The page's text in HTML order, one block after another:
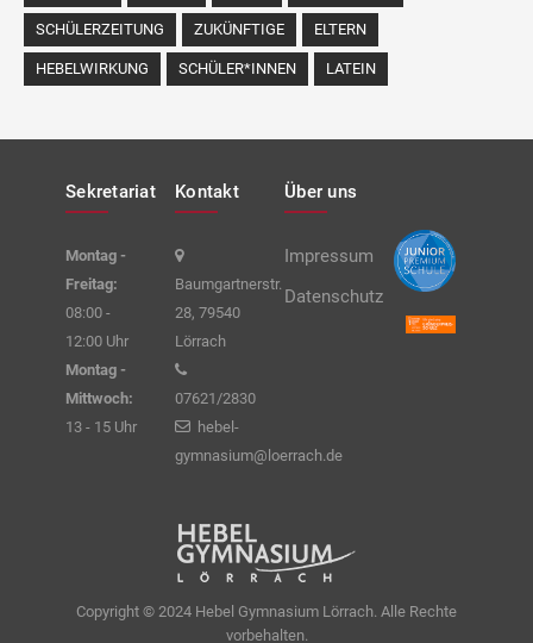
SCHÜLERZEITUNG ZUKÜNFTIGE ELTERN
HEBELWIRKUNG SCHÜLER*INNEN LATEIN
Sekretariat
Montag -
Freitag:
08:00 -
12:00 Uhr
Montag -
Mittwoch:
13 - 15 Uhr
Kontakt
Baumgartnerstr.
28, 79540
Lörrach
07621/2830
hebel-
gymnasium@loerrach.de
Über uns
Impressum
Datenschutz
Copyright © 2024 Hebel Gymnasium Lörrach. Alle Rechte
vorbehalten.